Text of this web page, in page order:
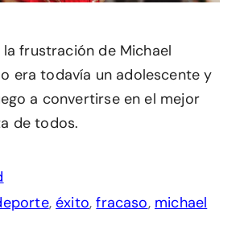
frustración de Michael
era todavía un adolescente y
a convertirse en el mejor
de todos.
,éxito,fracaso, michael